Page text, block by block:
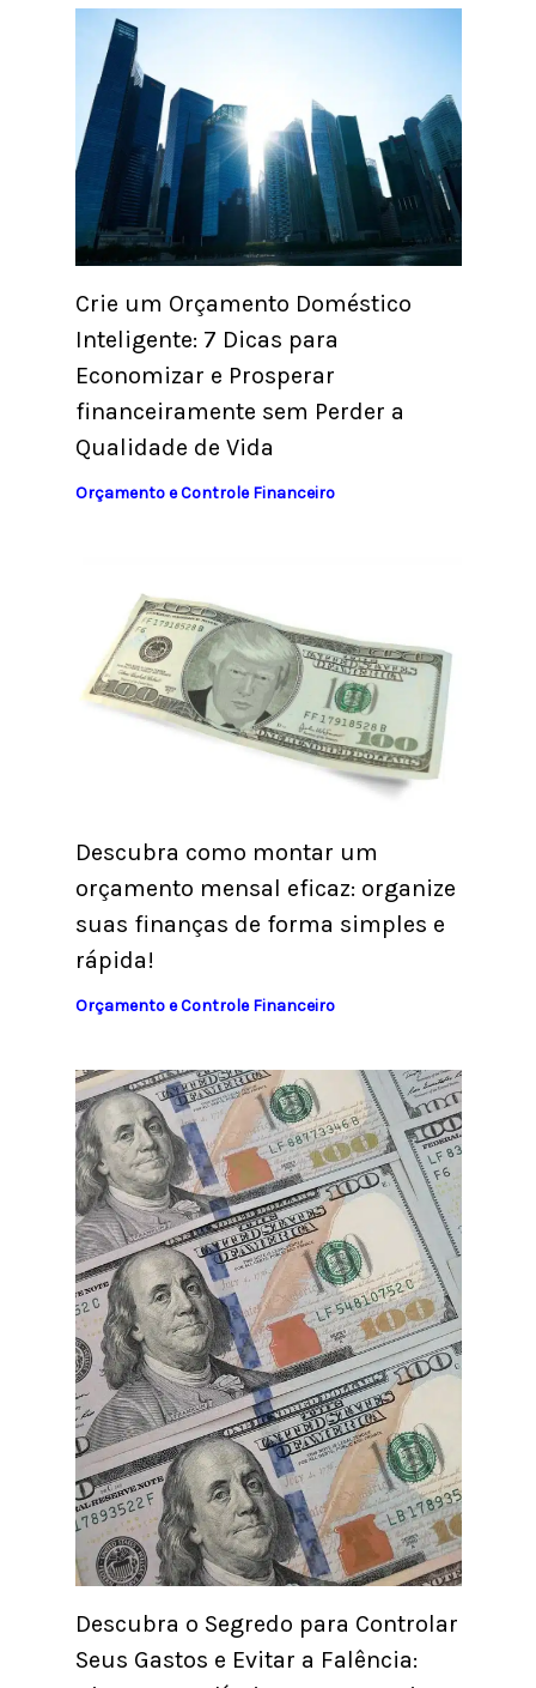
Crie um Orçamento Doméstico
Inteligente: 7 Dicas para
Economizar e Prosperar
financeiramente sem Perder a
Qualidade de Vida
Orçamento e Controle Financeiro
Descubra como montar um
orçamento mensal eficaz: organize
suas finanças de forma simples e
rápida!
Orçamento e Controle Financeiro
Descubra o Segredo para Controlar
Seus Gastos e Evitar a Falência: